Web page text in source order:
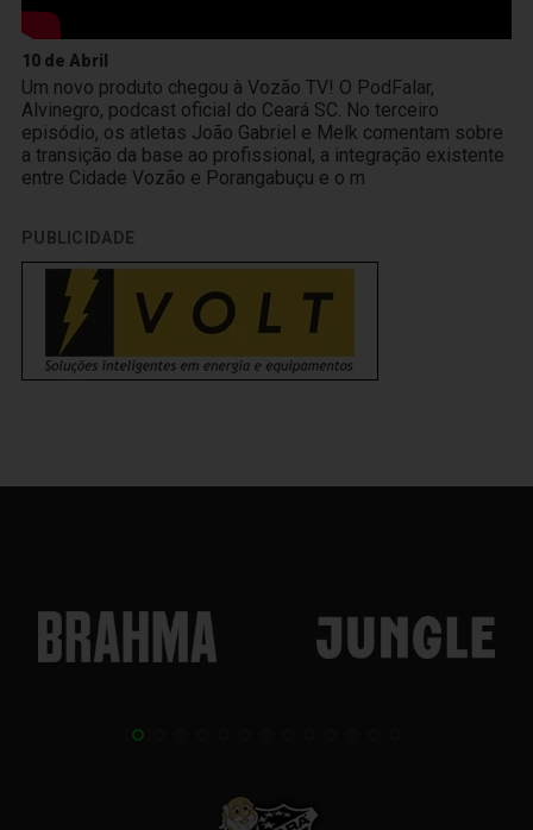
10 de Abril
Um novo produto chegou à Vozão TV! O PodFalar,
Alvinegro, podcast oficial do Ceará SC. No terceiro
episódio, os atletas João Gabriel e Melk comentam sobre
a transição da base ao profissional, a integração existente
entre Cidade Vozão e Porangabuçu e o m
PUBLICIDADE